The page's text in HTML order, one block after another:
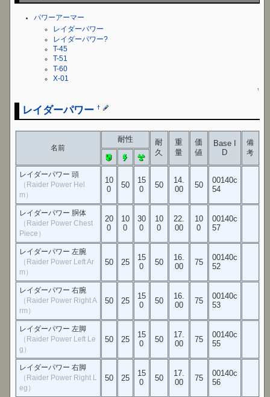
パワーアーマー
レイダーパワー
レイダーパワー?
T-45
T-51
T-60
X-01
↑
レイダーパワー †
名前
耐性
耐
久
重
量
価
値
Base I
D
備
考
レイダーパワー 頭
（Raider Power Hel
m）
10
0
50
15
0
50
14.
00
50
00140c
54
レイダーパワー 胴体
（Raider Power Chest
Piece）
20
0
10
0
30
0
10
0
22.
00
10
0
00140c
57
レイダーパワー 左腕
（Raider Power Left Ar
m）
50 25
15
0
50
16.
00
75
00140c
52
レイダーパワー 右腕
（Raider Power Right A
rm）
50 25
15
0
50
16.
00
75
00140c
53
レイダーパワー 左脚
（Raider Power Left Le
g）
50 25
15
0
50
17.
00
75
00140c
55
レイダーパワー 右脚
（Raider Power Right L
eg）
50 25
15
0
50
17.
00
75
00140c
56